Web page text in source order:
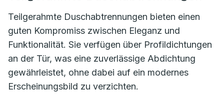
Teilgerahmte Duschabtrennungen bieten einen
guten Kompromiss zwischen Eleganz und
Funktionalität. Sie verfügen über Profildichtungen
an der Tür, was eine zuverlässige Abdichtung
gewährleistet, ohne dabei auf ein modernes
Erscheinungsbild zu verzichten.